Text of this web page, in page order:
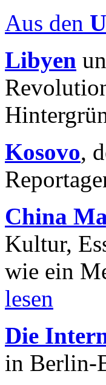
Aus den
Libyen
Kosovo,
China
Kultur,
wie ein
lesen
Die
in Berlin-